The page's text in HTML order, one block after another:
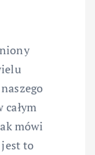
mówi
jest to